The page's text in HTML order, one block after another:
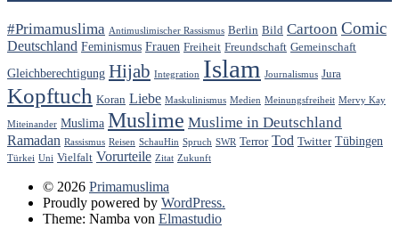
#Primamuslima Antimuslimischer Rassismus Berlin Bild Cartoon Comic
Deutschland Feminismus Frauen Freiheit Freundschaft Gemeinschaft
Gleichberechtigung Hijab Integration Islam Journalismus Jura
Kopftuch Koran Liebe Maskulinismus Medien Meinungsfreiheit Mervy Kay
Miteinander Muslima Muslime Muslime in Deutschland
Ramadan Rassismus Reisen SchauHin Spruch SWR Terror Tod Twitter Tübingen
Türkei Uni Vielfalt Vorurteile Zitat Zukunft
© 2026 Primamuslima
Proudly powered by WordPress.
Theme: Namba von Elmastudio